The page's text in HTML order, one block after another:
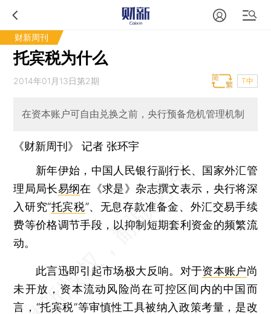
财新周刊
托宾税为什么
2014年01月13日第2期 T中
在资本账户可自由兑换之前，央行预备危机管理机制
《财新周刊》 记者张环宇
新年伊始，中国人民银行副行长、国家外汇管
理局局长易纲在《求是》杂志撰文表示，央行将深
入研究“托宾税”、无息存款准备金、外汇交易手续
费等价格调节手段，以抑制短期套利资金的频繁流
动。
此言迅即引起市场极大反响。对于资本账户尚
未开放，资本流动风险尚在可控区间内的中国而
言，“托宾税”等审慎性工具被纳入政策考量，是改